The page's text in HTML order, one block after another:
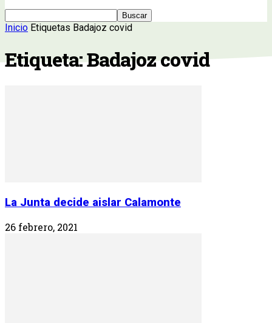
Inicio Etiquetas Badajoz covid
Etiqueta: Badajoz covid
La Junta decide aislar Calamonte
26 febrero, 2021